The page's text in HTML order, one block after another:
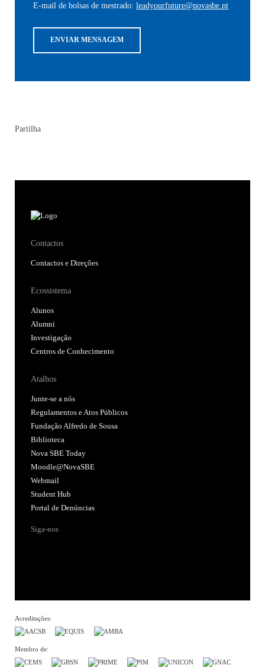
E-mail de bolsas de mestrado: leadyourfuture@novasbe.pt
ENVIAR MENSAGEM
Partilha
Contactos
Contactos e Direções
Ecossistema
Alunos
Alumni
Investigação
Centros de Conhecimento
Atalhos
Junte-se a nós
Regulamentos e Atos Públicos
Fundação Alfredo de Sousa
Biblioteca
Nova SBE Today
Moodle@NovaSBE
Webmail
Student Hub
Portal de Denúncias
Siga-nos
Acreditações:
Membro de: